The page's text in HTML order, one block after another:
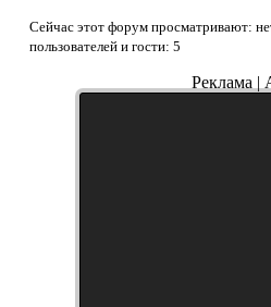
Сейчас этот форум просматривают:
пользователей и гости: 5
Реклама |